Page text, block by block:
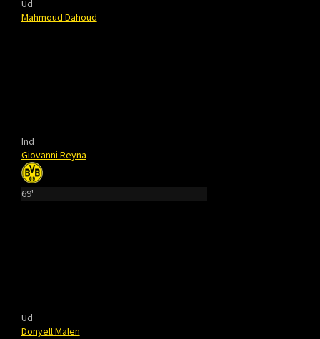
Ud
Mahmoud Dahoud
Ind
Giovanni Reyna
69'
Ud
Donyell Malen